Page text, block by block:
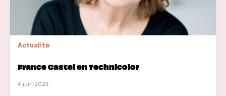
Actualité
France Castel en Technicolor
4 juin 2026